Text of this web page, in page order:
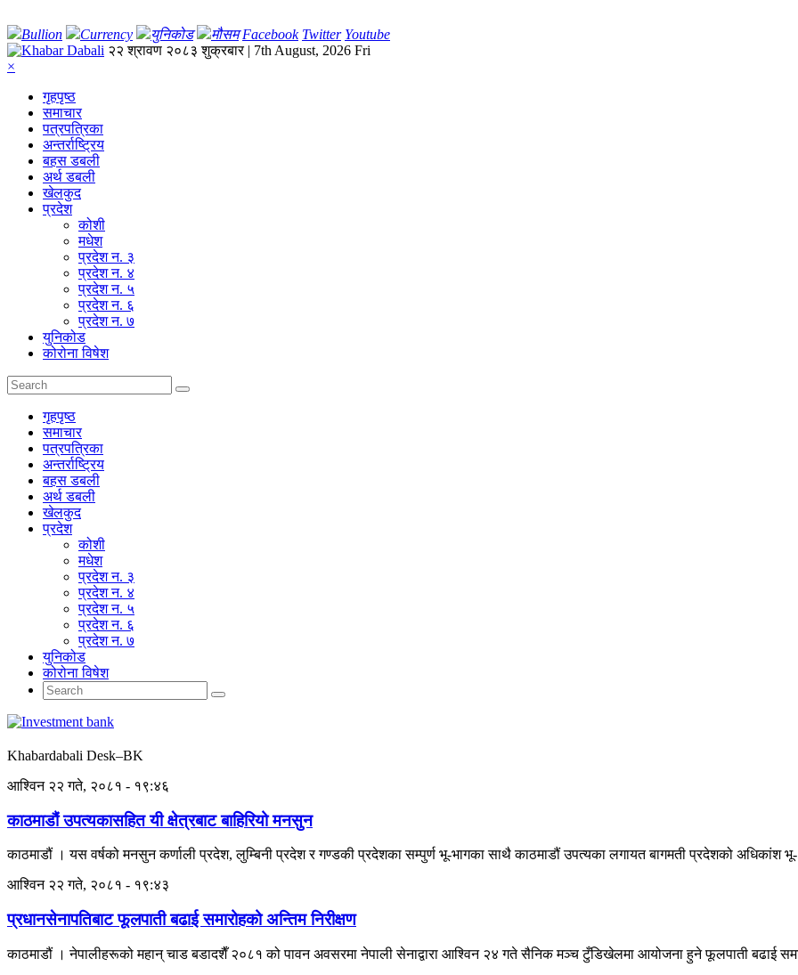
Bullion Currency युनिकोड मौसम Facebook Twitter Youtube
२२ श्रावण २०८३ शुक्रबार | 7th August, 2026 Fri
×
गृहपृष्‍ठ
समाचार
पत्रपत्रिका
अन्तर्राष्ट्रिय
बहस डबली
अर्थ डबली
खेलकुद
प्रदेश
कोशी
मधेश
प्रदेश न. ३
प्रदेश न. ४
प्रदेश न. ५
प्रदेश न. ६
प्रदेश न. ७
युनिकोड
कोरोना विषेश
गृहपृष्‍ठ
समाचार
पत्रपत्रिका
अन्तर्राष्ट्रिय
बहस डबली
अर्थ डबली
खेलकुद
प्रदेश
कोशी
मधेश
प्रदेश न. ३
प्रदेश न. ४
प्रदेश न. ५
प्रदेश न. ६
प्रदेश न. ७
युनिकोड
कोरोना विषेश
Khabardabali Desk–BK
आश्विन २२ गते, २०८१ - १९:४६
काठमाडौं उपत्यकासहित यी क्षेत्रबाट बाहिरियो मनसुन
काठमाडौं । यस वर्षको मनसुन कर्णाली प्रदेश, लुम्बिनी प्रदेश र गण्डकी प्रदेशका सम्पुर्ण भू-भागका साथै काठमाडौं उपत्यका लगायत बागमती प्रदेशको अधिकांश
आश्विन २२ गते, २०८१ - १९:४३
प्रधानसेनापतिबाट फूलपाती बढाई समारोहको अन्तिम निरीक्षण
काठमाडौं । नेपालीहरूको महान् चाड बडादशैँ २०८१ को पावन अवसरमा नेपाली सेनाद्वारा आश्विन २४ गते सैनिक मञ्च टुँडिखेलमा आयोजना हुने फूलपाती बढाई